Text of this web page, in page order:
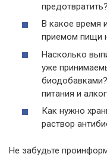
предотвратить?
В какое время
приемом пищи
Насколько
уже
питания и
Как нужно
раствор
Не забудьте